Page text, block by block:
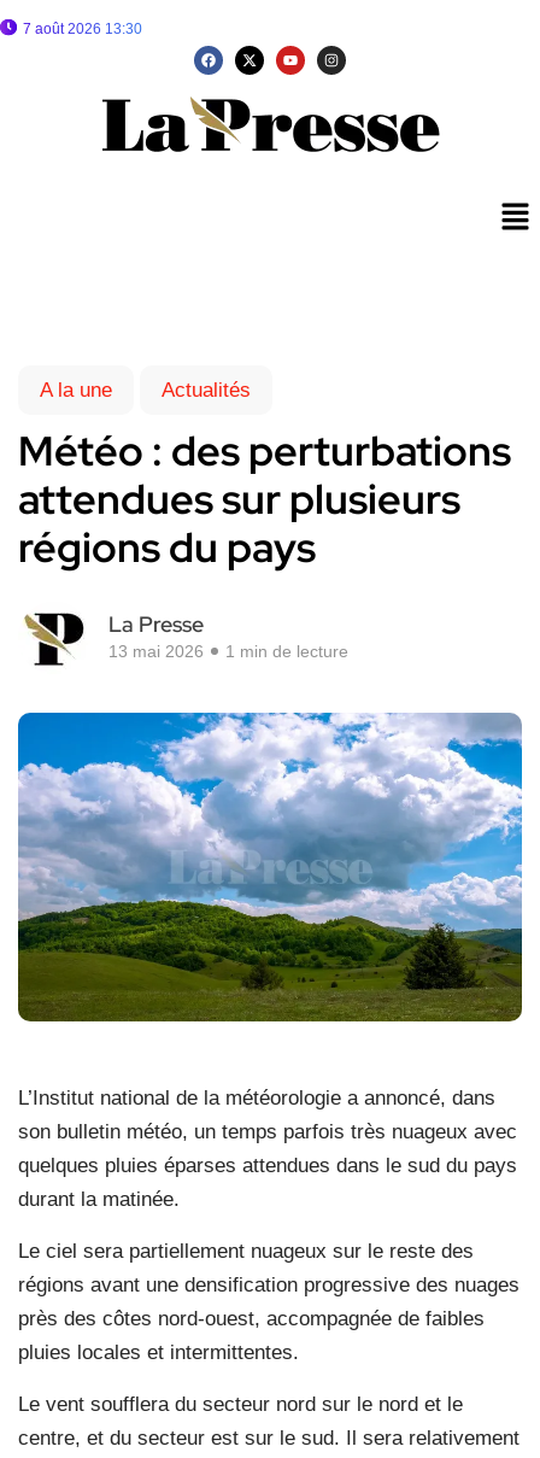
7 août 2026 13:30
A la une Actualités
Météo : des perturbations
attendues sur plusieurs
régions du pays
La Presse
13 mai 2026 1 min de lecture
L’Institut national de la météorologie a annoncé, dans
son bulletin météo, un temps parfois très nuageux avec
quelques pluies éparses attendues dans le sud du pays
durant la matinée.
Le ciel sera partiellement nuageux sur le reste des
régions avant une densification progressive des nuages
près des côtes nord-ouest, accompagnée de faibles
pluies locales et intermittentes.
Le vent soufflera du secteur nord sur le nord et le
centre, et du secteur est sur le sud. Il sera relativement